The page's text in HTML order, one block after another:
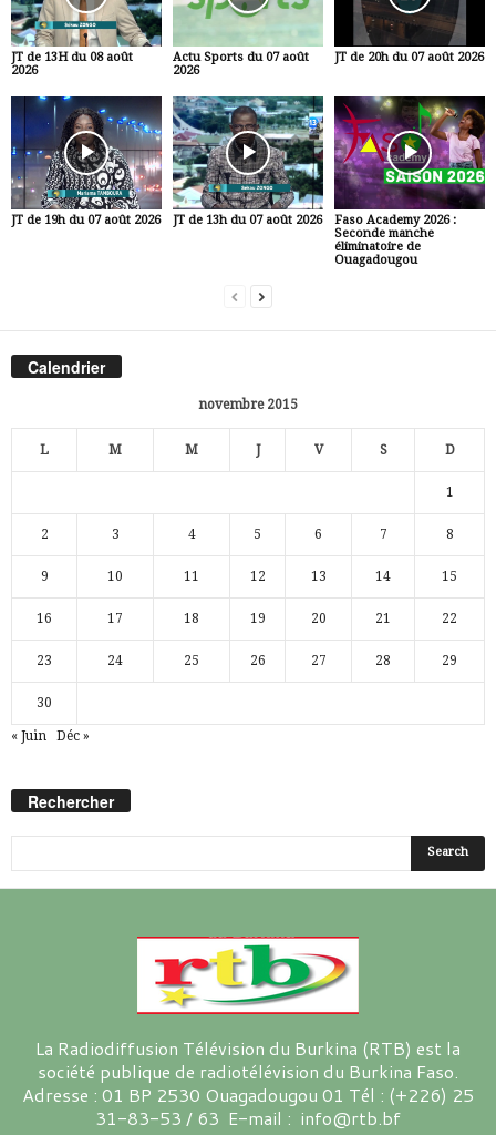
JT de 13H du 08 août
2026
Actu Sports du 07 août
2026
JT de 20h du 07 août 2026
JT de 19h du 07 août 2026 JT de 13h du 07 août 2026
Faso Academy 2026 :
Seconde manche
éliminatoire de
Ouagadougou
Calendrier
novembre 2015
L M M J V S D
1
2 3 4 5 6 7 8
9 10 11 12 13 14 15
16 17 18 19 20 21 22
23 24 25 26 27 28 29
30
« Juin Déc »
Rechercher
La Radiodiffusion Télévision du Burkina (RTB) est la
société publique de radiotélévision du Burkina Faso.
Adresse : 01 BP 2530 Ouagadougou 01 Tél : (+226) 25
31-83-53 / 63 E-mail : info@rtb.bf